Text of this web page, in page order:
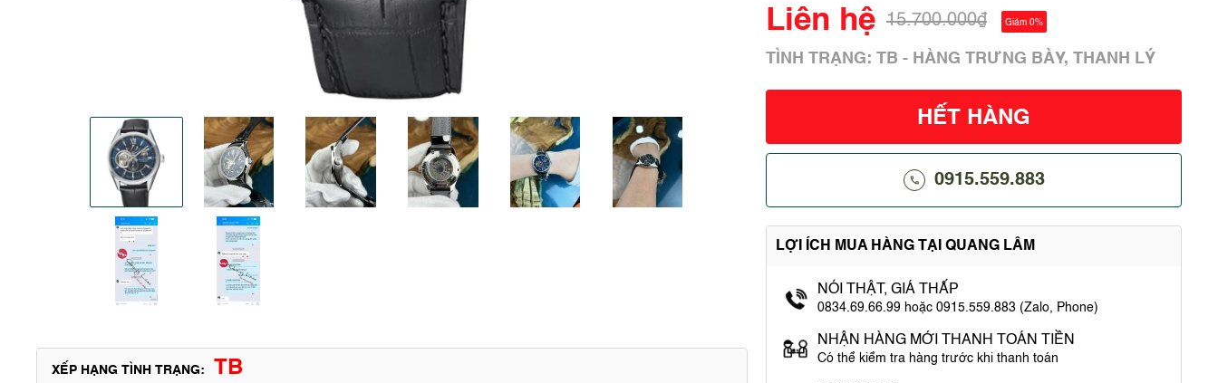
XẾP HẠNG TÌNH TRẠNG: TB
Liên hệ 15.700.000₫ Giảm 0%
TÌNH TRẠNG: TB - HÀNG TRƯNG BÀY, THANH LÝ
HẾT HÀNG
0915.559.883
LỢI ÍCH MUA HÀNG TẠI QUANG LÂM
NÓI THẬT, GIÁ THẤP
0834.69.66.99 hoặc 0915.559.883 (Zalo, Phone)
NHẬN HÀNG MỚI THANH TOÁN TIỀN
Có thể kiểm tra hàng trước khi thanh toán